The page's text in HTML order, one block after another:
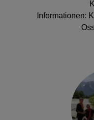
Informationen: